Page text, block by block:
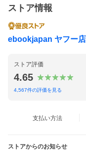
ストア情報
ebookjapan ヤフー店
ストア評価
4.65
4,567件の評価を見る
支払い方法
ストアからのお知らせ